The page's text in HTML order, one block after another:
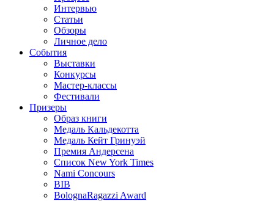
Интервью
Статьи
Обзоры
Личное дело
События
Выставки
Конкурсы
Мастер-классы
Фестивали
Призеры
Образ книги
Медаль Кальдекотта
Медаль Кейт Гринуэй
Премия Андерсена
Список New York Times
Nami Concours
BIB
BolognaRagazzi Award